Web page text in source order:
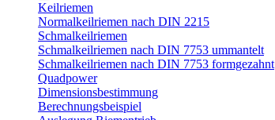
Keilriemen
Normalkeilriemen nach DIN 2215
Schmalkeilriemen
Schmalkeilriemen nach DIN 7753 ummantelt
Schmalkeilriemen nach DIN 7753 formgezahnt
Quadpower
Dimensionsbestimmung
Berechnungsbeispiel